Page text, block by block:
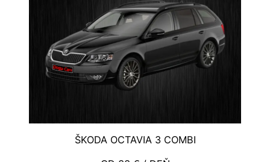
ŠKODA OCTAVIA 3 COMBI